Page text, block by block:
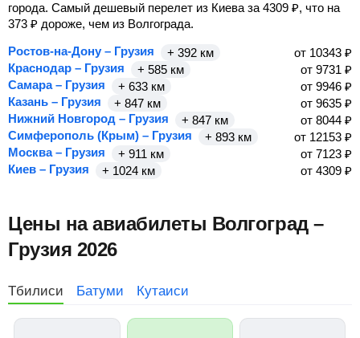
города. Самый дешевый перелет из Киева за 4309 ₽, что на
373 ₽ дороже, чем из Волгограда.
Ростов-на-Дону – Грузия
+ 392 км от 10343 ₽
Краснодар – Грузия
+ 585 км от 9731 ₽
Самара – Грузия
+ 633 км от 9946 ₽
Казань – Грузия
+ 847 км от 9635 ₽
Нижний Новгород – Грузия
+ 847 км от 8044 ₽
Симферополь (Крым) – Грузия
+ 893 км от 12153 ₽
Москва – Грузия
+ 911 км от 7123 ₽
Киев – Грузия
+ 1024 км от 4309 ₽
Цены на авиабилеты Волгоград –
Грузия 2026
Тбилиси Батуми Кутаиси